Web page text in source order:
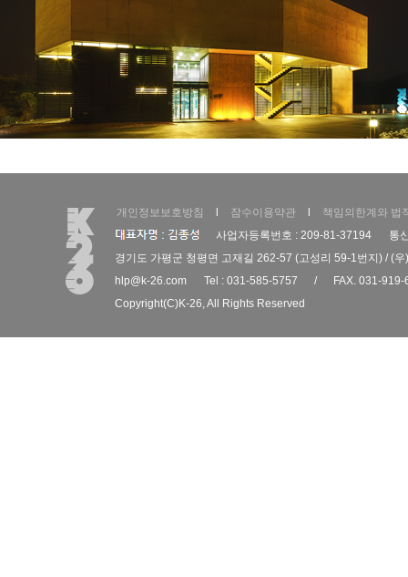
개인정보보호방침 잠수이용약관
책임의한계와 법
사업자등록번호 : 209-81-37194
통
경기도 가평군 청평면 고재길 262-57 (고성리 59-1번지) / (
hlp@k-26.com
Tel : 031-585-5757 /
FAX. 031-919-
Copyright(C)K-26, All Rights Reserved